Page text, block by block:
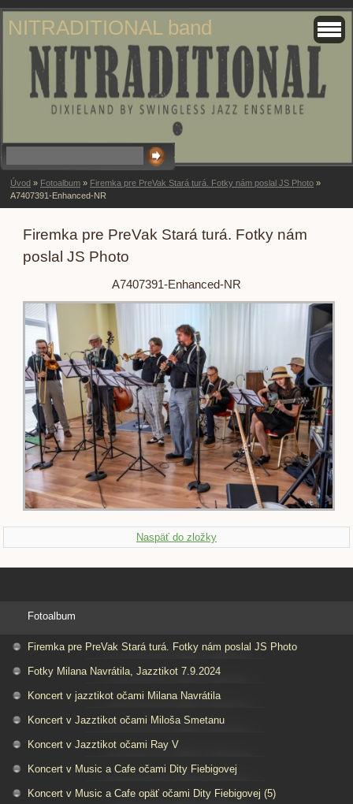
NITRADITIONAL band
Úvod » Fotoalbum » Firemka pre PreVak Stará turá. Fotky nám poslal JS Photo »
A7407391-Enhanced-NR
Firemka pre PreVak Stará turá. Fotky nám
poslal JS Photo
A7407391-Enhanced-NR
Naspäť do zložky
Fotoalbum
Firemka pre PreVak Stará turá. Fotky nám poslal JS Photo
Fotky Milana Navrátila, Jazztikot 7.9.2024
Koncert v jazztikot očami Milana Navrátila
Koncert v Jazztikot očami Miloša Smetanu
Koncert v Jazztikot očami Ray V
Koncert v Music a Cafe očami Dity Fiebigovej
Koncert v Music a Cafe opäť očami Dity Fiebigovej (5)